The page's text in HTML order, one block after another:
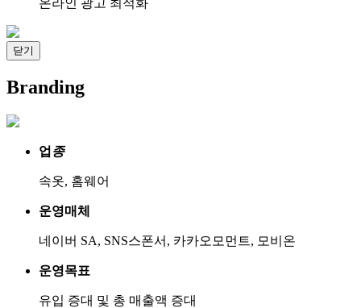
온라인 광고 최적화
닫기
Branding
업 종
속옷, 홈웨어
운영매체
네이버 SA, SNS스폰서, 카카오모먼트, 모비온
운영목표
유입 증대 및 총 매출액 증대